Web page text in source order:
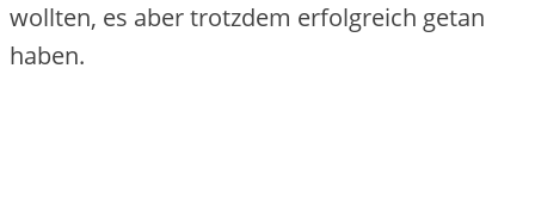
wollten, es aber trotzdem erfolgreich getan
haben.